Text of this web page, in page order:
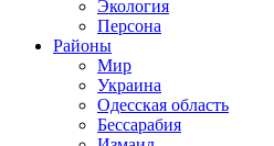
Экология
Персона
Районы
Мир
Украина
Одесская область
Бессарабия